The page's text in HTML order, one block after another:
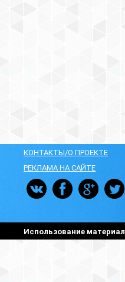
КОНТАКТЫ/О ПРОЕКТЕ
РЕКЛАМА НА САЙТЕ
Использование